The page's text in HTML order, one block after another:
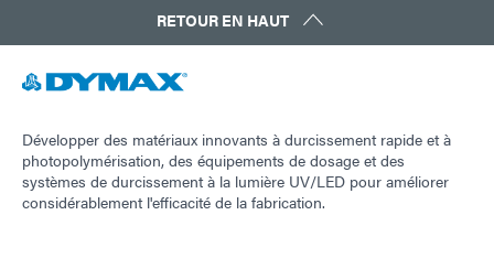
RETOUR EN HAUT
Développer des matériaux innovants à durcissement rapide et à
photopolymérisation, des équipements de dosage et des
systèmes de durcissement à la lumière UV/LED pour améliorer
considérablement l'efficacité de la fabrication.